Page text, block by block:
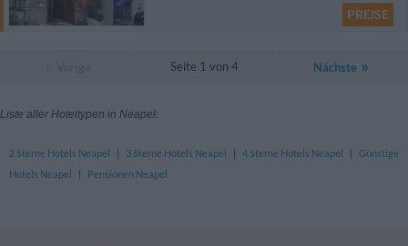
PREISE
Seite 1 von 4 Nächste
Liste aller Hoteltypen in Neapel:
2 Sterne Hotels Neapel 3 Sterne Hotels Neapel 4 Sterne Hotels Neapel
Günstige
Hotels Neapel
Pensionen Neapel